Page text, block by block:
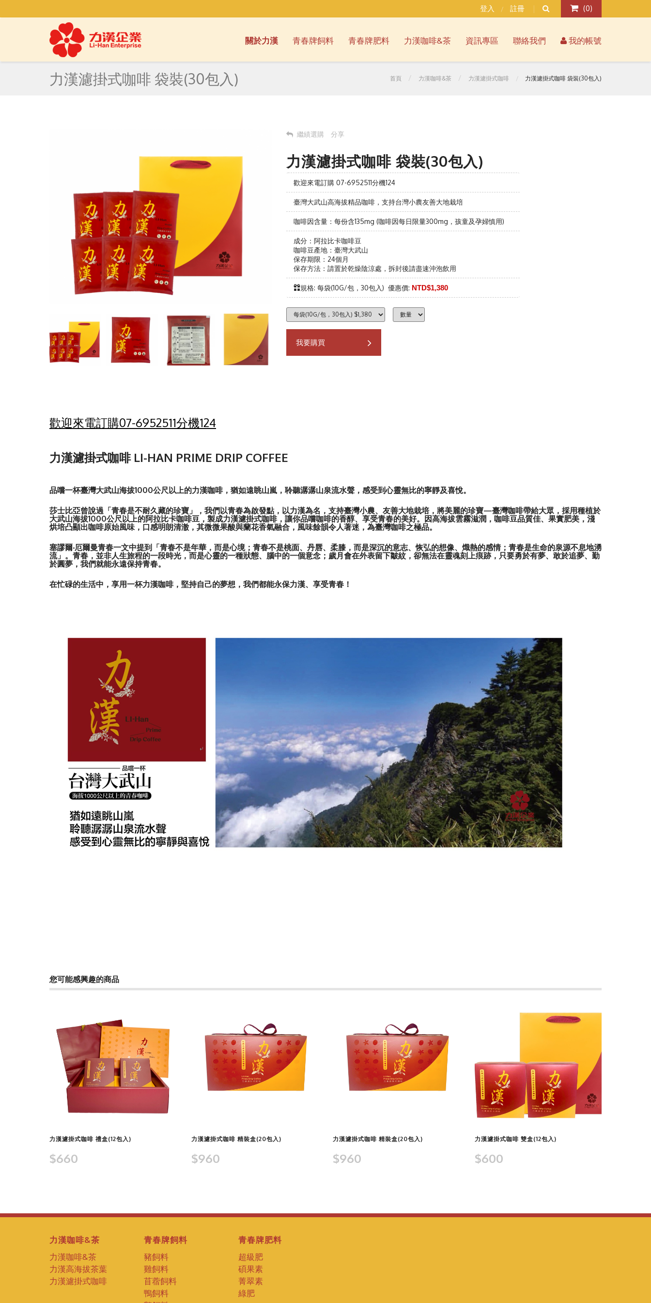
登入 / 註冊 (0)
關於力漢 青春牌飼料 青春牌肥料 力漢咖啡&茶 資訊專區 聯絡我們 我的帳號
力漢濾掛式咖啡 袋裝(30包入) 首頁 力漢咖啡&茶 力漢濾掛式咖啡 力漢濾掛式咖啡 袋裝(30包入)
繼績選購 分享
力漢濾掛式咖啡 袋裝(30包入)
歡迎來電訂購 07-6952511分機124
臺灣大武山高海拔精品咖啡，支持台灣小農友善大地栽培
咖啡因含量：每份含135mg (咖啡因每日限量300mg，孩童及孕婦慎用)
成分：阿拉比卡咖啡豆
咖啡豆產地：臺灣大武山
保存期限：24個月
保存方法：請置於乾燥陰涼處，拆封後請盡速沖泡飲用
規格: 每袋(10G/包，30包入) 優惠價: NTD$1,380
我要購買
力漢濾掛式咖啡 LI-HAN PRIME DRIP COFFEE
品嚐一杯臺灣大武山海拔1000公尺以上的力漢咖啡，猶如遠眺山嵐，聆聽潺潺山泉流水聲，感受到心靈無比的寧靜及喜悅。
莎士比亞曾說過「青春是不耐久藏的珍寶」，我們以青春為啟發點，以力漢為名，支持臺灣小農、友善大地栽培，將美麗的珍寶
在忙碌的生活中，享用一杯力漢咖啡，堅持自己的夢想，我們都能永保力漢、享受青春！
您可能感興趣的商品
查看商品
力漢濾掛式咖啡 禮盒(12包入)
$660
查看商品
力漢濾掛式咖啡 精裝盒(20包入)
查看商品
力漢濾掛式咖啡 精裝盒(20包入)
查看商品
力漢濾掛式咖啡 雙盒(12包入)